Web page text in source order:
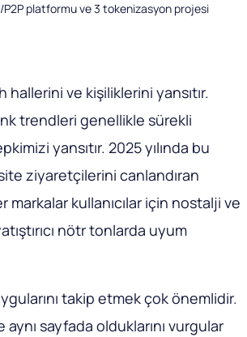
P2P platformu ve 3 tokenizasyon projesi
ve kişiliklerini yansıtır.
trendleri genellikle sürekli
yansıtır. 2025 yılında bu
ziyaretçilerini canlandıran
kullanıcılar için nostalji ve
nötr tonlarda uyum
takip etmek çok önemlidir.
sayfada olduklarını vurgular